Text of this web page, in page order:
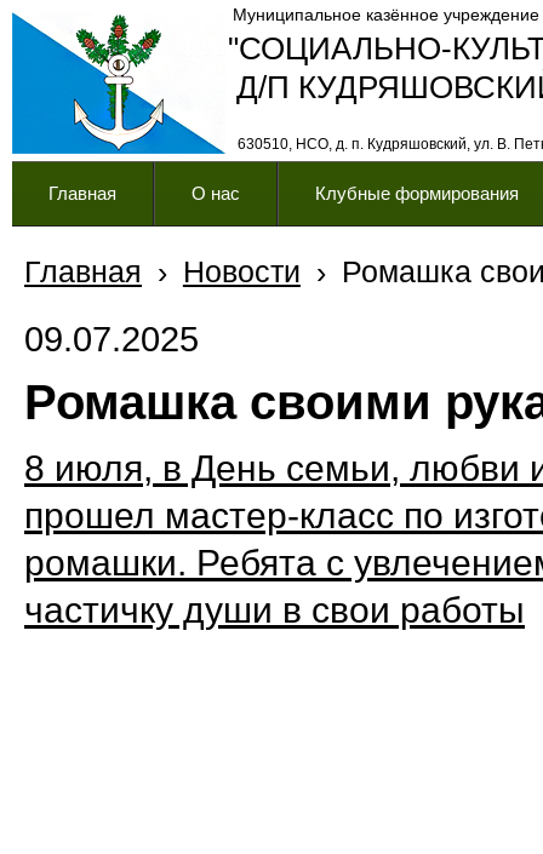
"СОЦИАЛЬНО-
630510, НСО, д. п. Кудряшовский, ул. В.
Муниципальное казённое учреждение
Д/П
Главная О нас Клубные формирования
Главная › Новости › Ромашка
09.07.2025
Ромашка своими
8 июля, в День семьи, любви
прошел мастер-класс по
ромашки. Ребята с
частичку души в свои работы